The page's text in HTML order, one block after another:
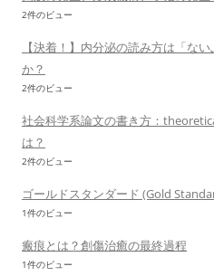
2件のビュー
【決着！】内分泌の読み方は「な
か？
2件のビュー
社会科学系論文の書き方：
は？
2件のビュー
ゴールドスタンダード (Gold
1件のビュー
瘢痕とは？創傷治癒の最終過程
1件のビュー